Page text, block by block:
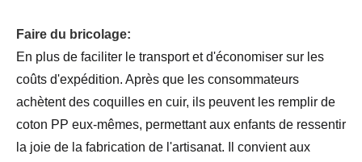
Faire du bricolage:
En plus de faciliter le transport et d'économiser sur les
coûts d'expédition. Après que les consommateurs
achètent des coquilles en cuir, ils peuvent les remplir de
coton PP eux-mêmes, permettant aux enfants de ressentir
la joie de la fabrication de l'artisanat. Il convient aux